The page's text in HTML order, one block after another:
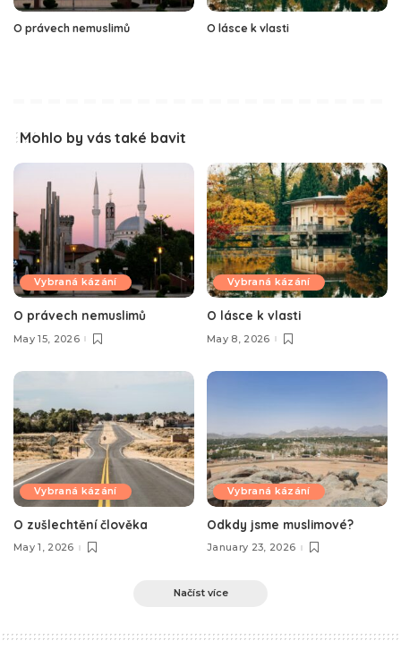
O právech nemuslimů O lásce k vlasti
Mohlo by vás také bavit
Vybraná kázání
O právech nemuslimů
May 15, 2026
Vybraná kázání
O lásce k vlasti
May 8, 2026
Vybraná kázání
O zušlechtění člověka
May 1, 2026
Vybraná kázání
Odkdy jsme muslimové?
January 23, 2026
Načíst více